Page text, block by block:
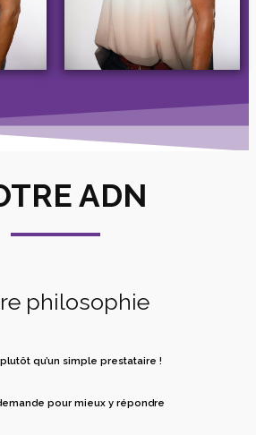
ADN
philosophie
qu’un simple prestataire !
pour mieux y répondre